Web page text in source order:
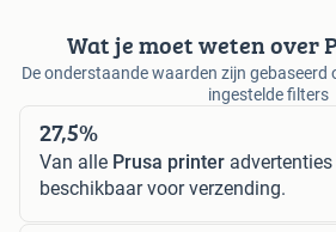
Wat je moet weten over
De onderstaande waarden zijn gebaseerd
ingestelde filters
27,5%
Van alle Prusa printer
beschikbaar voor verzending.